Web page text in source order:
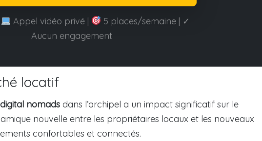
Appel vidéo privé |
5 places/semaine | ✓
Aucun engagement
locatif
digital nomads dans l’archipel a un impact significatif sur le
nouvelle entre les propriétaires locaux et les nouveaux
confortables et connectés.